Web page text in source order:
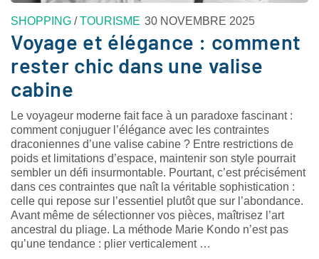
SHOPPING /TOURISME 30 NOVEMBRE 2025
Voyage et élégance : comment
rester chic dans une valise
cabine
Le voyageur moderne fait face à un paradoxe fascinant :
comment conjuguer l’élégance avec les contraintes
draconiennes d’une valise cabine ? Entre restrictions de
poids et limitations d’espace, maintenir son style pourrait
sembler un défi insurmontable. Pourtant, c’est précisément
dans ces contraintes que naît la véritable sophistication :
celle qui repose sur l’essentiel plutôt que sur l’abondance.
Avant même de sélectionner vos pièces, maîtrisez l’art
ancestral du pliage. La méthode Marie Kondo n’est pas
qu’une tendance : plier verticalement …